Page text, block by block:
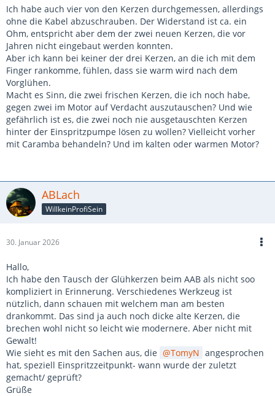
Ich habe auch vier von den Kerzen durchgemessen, allerdings
ohne die Kabel abzuschrauben. Der Widerstand ist ca. ein
Ohm, entspricht aber dem der zwei neuen Kerzen, die vor
Jahren nicht eingebaut werden konnten.
Aber ich kann bei keiner der drei Kerzen, an die ich mit dem
Finger rankomme, fühlen, dass sie warm wird nach dem
Vorglühen.
Macht es Sinn, die zwei frischen Kerzen, die ich noch habe,
gegen zwei im Motor auf Verdacht auszutauschen? Und wie
gefährlich ist es, die zwei noch nie ausgetauschten Kerzen
hinter der Einspritzpumpe lösen zu wollen? Vielleicht vorher
mit Caramba behandeln? Und im kalten oder warmen Motor?
ABLach
WillkeinProfiSein
30. Januar 2026
Hallo,
Ich habe den Tausch der Glühkerzen beim AAB als nicht soo
kompliziert in Erinnerung. Verschiedenes Werkzeug ist
nützlich, dann schauen mit welchem man am besten
drankommt. Das sind ja auch noch dicke alte Kerzen, die
brechen wohl nicht so leicht wie modernere. Aber nicht mit
Gewalt!
Wie sieht es mit den Sachen aus, die
TomyN angesprochen
hat, speziell Einspritzzeitpunkt- wann wurde der zuletzt
gemacht/ geprüft?
Grüße